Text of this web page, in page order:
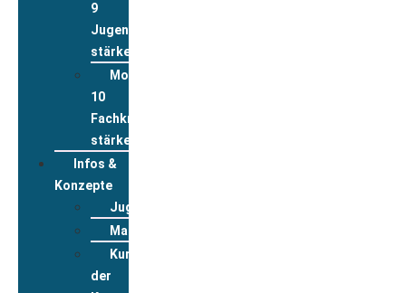
9
Jugend
stärken
Modul
10
Fachkräfte
stärken
Infos &
Konzepte
Jugendwohnkonzepte
Materialpool
Kurzportraits
der